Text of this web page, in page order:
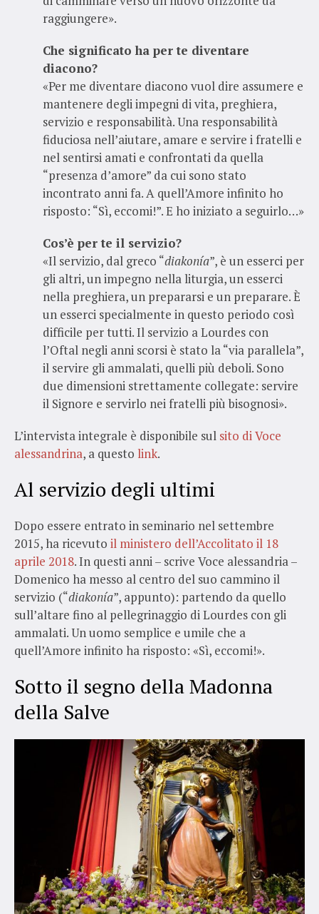
raggiungere».
Che significato ha per te diventare
diacono?
«Per me diventare diacono vuol dire assumere e
mantenere degli impegni di vita, preghiera,
servizio e responsabilità. Una responsabilità
fiduciosa nell’aiutare, amare e servire i fratelli e
nel sentirsi amati e confrontati da quella
“presenza d’amore” da cui sono stato
incontrato anni fa. A quell’Amore infinito ho
risposto: “Sì, eccomi!”. E ho iniziato a seguirlo…»
Cos’è per te il servizio?
«Il servizio, dal greco “diakonía”, è un esserci per
gli altri, un impegno nella liturgia, un esserci
nella preghiera, un prepararsi e un preparare. È
un esserci specialmente in questo periodo così
difficile per tutti. Il servizio a Lourdes con
l’Oftal negli anni scorsi è stato la “via parallela”,
il servire gli ammalati, quelli più deboli. Sono
due dimensioni strettamente collegate: servire
il Signore e servirlo nei fratelli più bisognosi».
L’intervista integrale è disponibile sul sito di Voce
alessandrina, a questo link.
Al servizio degli ultimi
Dopo essere entrato in seminario nel settembre
2015, ha ricevuto il ministero dell’Accolitato il 18
aprile 2018. In questi anni – scrive Voce alessandria –
Domenico ha messo al centro del suo cammino il
servizio (“diakonía”, appunto): partendo da quello
sull’altare fino al pellegrinaggio di Lourdes con gli
ammalati. Un uomo semplice e umile che a
quell’Amore infinito ha risposto: «Sì, eccomi!».
Sotto il segno della Madonna
della Salve